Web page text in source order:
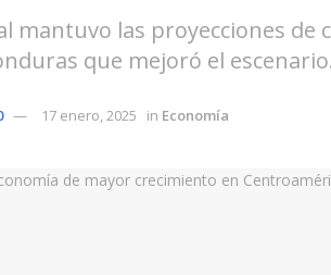
mantuvo las proyecciones
que mejoró el escenario.
17 enero, 2025 in Economía